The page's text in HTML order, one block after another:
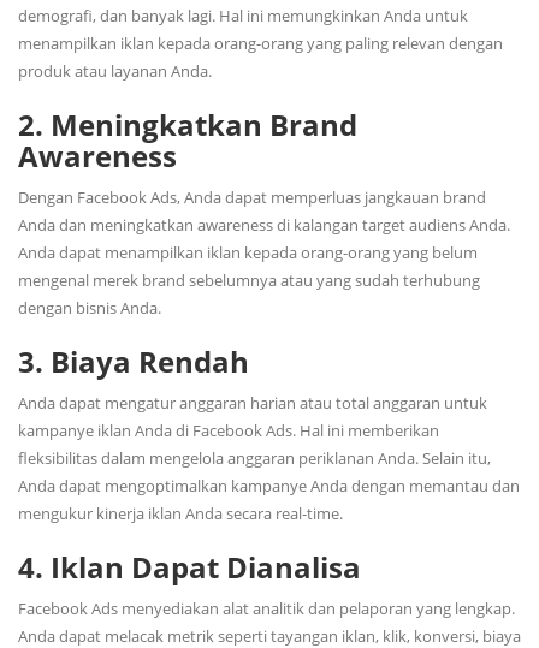
demografi, dan banyak lagi. Hal ini memungkinkan Anda untuk
menampilkan iklan kepada orang-orang yang paling relevan dengan
produk atau layanan Anda.
2. Meningkatkan Brand
Awareness
Dengan Facebook Ads, Anda dapat memperluas jangkauan brand
Anda dan meningkatkan awareness di kalangan target audiens Anda.
Anda dapat menampilkan iklan kepada orang-orang yang belum
mengenal merek brand sebelumnya atau yang sudah terhubung
dengan bisnis Anda.
3. Biaya Rendah
Anda dapat mengatur anggaran harian atau total anggaran untuk
kampanye iklan Anda di Facebook Ads. Hal ini memberikan
fleksibilitas dalam mengelola anggaran periklanan Anda. Selain itu,
Anda dapat mengoptimalkan kampanye Anda dengan memantau dan
mengukur kinerja iklan Anda secara real-time.
4. Iklan Dapat Dianalisa
Facebook Ads menyediakan alat analitik dan pelaporan yang lengkap.
Anda dapat melacak metrik seperti tayangan iklan, klik, konversi, biaya